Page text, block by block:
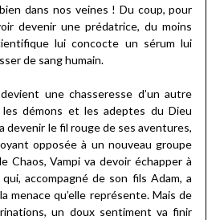
dans nos veines ! Du coup, pour
devenir une prédatrice, du moins
lui concocte un sérum lui
de sang humain.
une chasseresse d’un autre
les démons et les adeptes du Dieu
devenir le fil rouge de ses aventures,
opposée à un nouveau groupe
Chaos, Vampi va devoir échapper à
accompagné de son fils Adam, a
menace qu’elle représente. Mais de
un doux sentiment va finir